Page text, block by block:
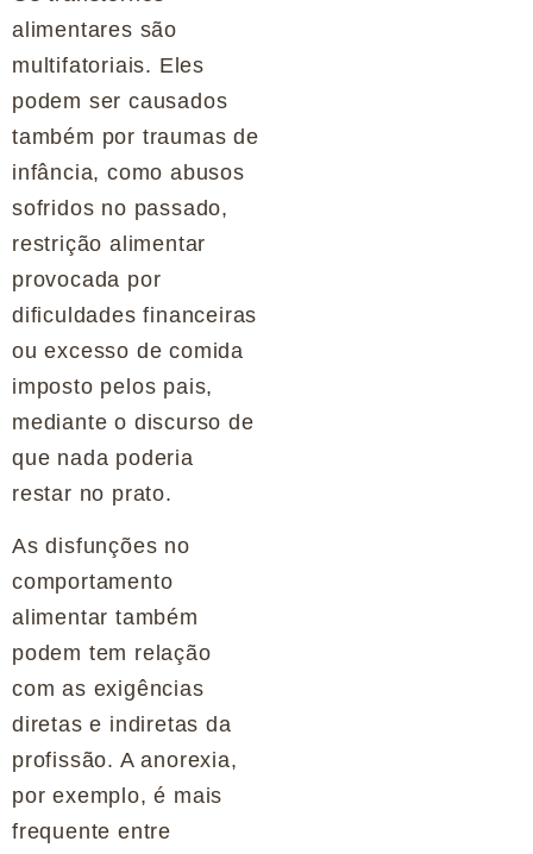
alimentares são
multifatoriais. Eles
podem ser causados
também por traumas de
infância, como abusos
sofridos no passado,
restrição alimentar
provocada por
dificuldades financeiras
ou excesso de comida
imposto pelos pais,
mediante o discurso de
que nada poderia
restar no prato.
As disfunções no
comportamento
alimentar também
podem tem relação
com as exigências
diretas e indiretas da
profissão. A anorexia,
por exemplo, é mais
frequente entre